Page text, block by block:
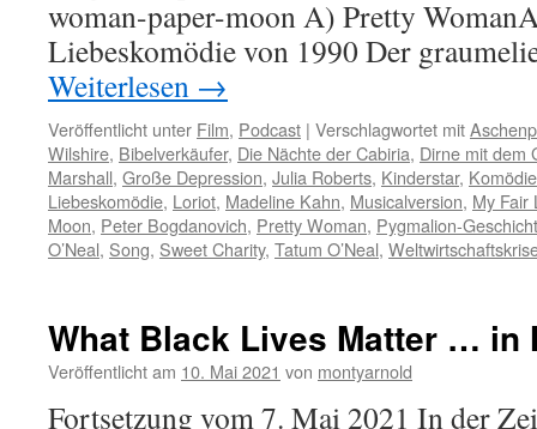
woman-paper-moon A) Pretty
Liebeskomödie von 1990 Der
Weiterlesen →
Veröffentlicht unter Film, Podcast | Verschlagwortet mit
Wilshire, Bibelverkäufer, Die Nächte der Cabiria, Dirne mit dem
Marshall, Große Depression, Julia Roberts, Kinderstar, Komödie
Liebeskomödie, Loriot, Madeline Kahn, Musicalversion, My Fair
Moon, Peter Bogdanovich, Pretty Woman, Pygmalion-
O’Neal, Song, Sweet Charity, Tatum O’Neal,
What Black Lives Matter … in
Veröffentlicht am 10. Mai 2021 von montyarnold
Fortsetzung vom 7. Mai 2021 In der